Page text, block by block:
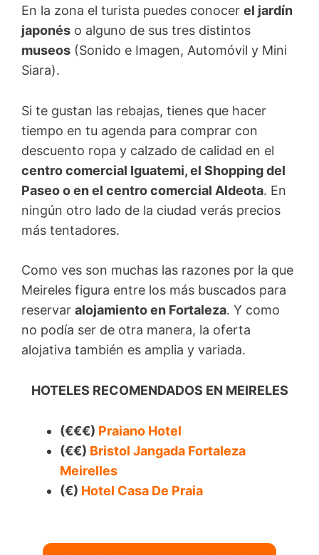
En la zona el turista puedes conocer el jardín
japonés o alguno de sus tres distintos
museos (Sonido e Imagen, Automóvil y Mini
Siara).
Si te gustan las rebajas, tienes que hacer
tiempo en tu agenda para comprar con
descuento ropa y calzado de calidad en el
centro comercial Iguatemi, el Shopping del
Paseo o en el centro comercial Aldeota. En
ningún otro lado de la ciudad verás precios
más tentadores.
Como ves son muchas las razones por la que
Meireles figura entre los más buscados para
reservar alojamiento en Fortaleza. Y como
no podía ser de otra manera, la oferta
alojativa también es amplia y variada.
HOTELES RECOMENDADOS EN MEIRELES
(€€€) Praiano Hotel
(€€) Bristol Jangada Fortaleza
Meirelles
(€) Hotel Casa De Praia